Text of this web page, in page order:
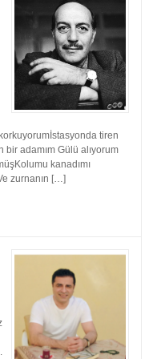
tiren
adamım Gülü alıyorum
kanadımı
zurnanın […]